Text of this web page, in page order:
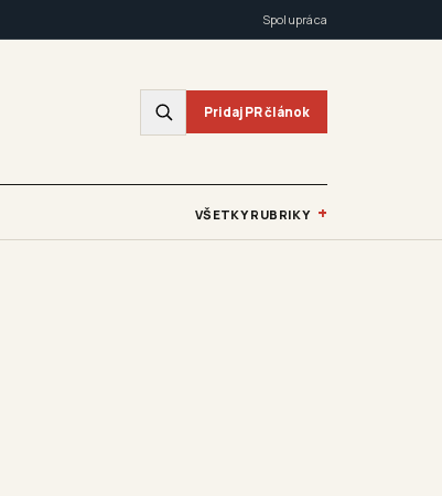
Spolupráca
Pridaj PR článok
VŠETKY RUBRIKY +